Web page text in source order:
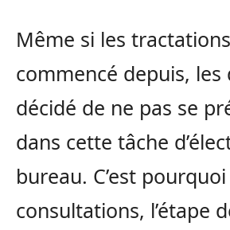
Même si les
commencé depuis,
décidé de ne pas se
dans cette tâche
bureau. C’est
consultations, l’étape